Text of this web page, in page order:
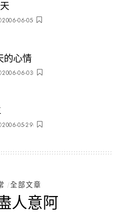
2006-06-05
的心情
2006-06-03
2006-05-29
全部文章
人意阿